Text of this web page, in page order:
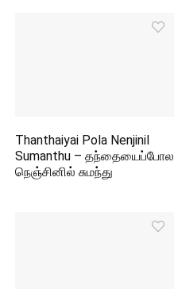
Thanthaiyai Pola Nenjinil
Sumanthu – தந்தையைப்போல
நெஞ்சினில் சுமந்து